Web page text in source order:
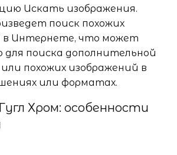
Искать изображения.
поиск похожих
в Интернете, что может
для поиска дополнительной
похожих изображений в
или форматах.
Хром: особенности